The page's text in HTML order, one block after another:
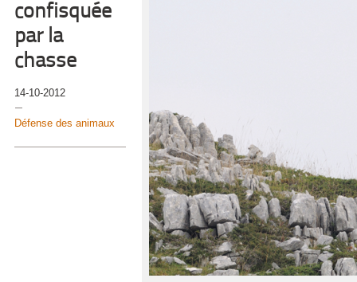
confisquée
par la
chasse
14-10-2012
Défense des animaux